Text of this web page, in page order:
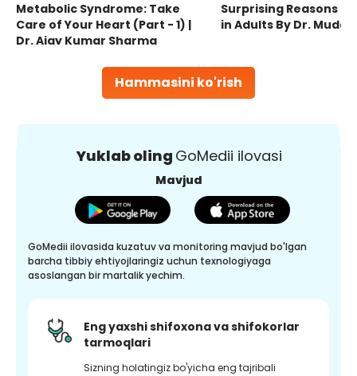
Hammasini ko'rish
Metabolic Syndrome: Take
Care of Your Heart (Part - 1) |
Dr. Ajay Kumar Sharma
Surprising Reasons
in Adults By Dr.
Yuklab oling GoMedii ilovasi
Mavjud
GoMedii ilovasida kuzatuv va monitoring mavjud bo'lgan
barcha tibbiy ehtiyojlaringiz uchun texnologiyaga
asoslangan bir martalik yechim.
Eng yaxshi shifoxona va shifokorlar
tarmoqlari
Sizning holatingiz bo'yicha eng tajribali